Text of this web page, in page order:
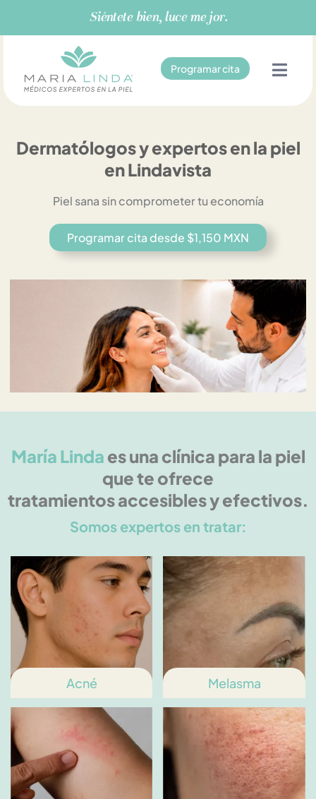
contenido
Siéntete bien, luce mejor.
Programar cita
Dermatólogos y expertos en la piel
en Lindavista
Piel sana sin comprometer tu economía
Programar cita desde $1,150 MXN
María Linda es una clínica para la piel
que te ofrece
tratamientos accesibles y efectivos.
Somos expertos en tratar:
Acné Melasma